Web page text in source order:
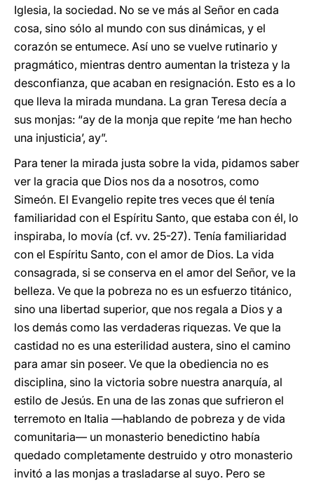
Iglesia, la sociedad. No se ve más al Señor en cada
cosa, sino sólo al mundo con sus dinámicas, y el
corazón se entumece. Así uno se vuelve rutinario y
pragmático, mientras dentro aumentan la tristeza y la
desconfianza, que acaban en resignación. Esto es a lo
que lleva la mirada mundana. La gran Teresa decía a
sus monjas: “ay de la monja que repite ‘me han hecho
una injusticia’, ay”.
Para tener la mirada justa sobre la vida, pidamos saber
ver la gracia que Dios nos da a nosotros, como
Simeón. El Evangelio repite tres veces que él tenía
familiaridad con el Espíritu Santo, que estaba con él, lo
inspiraba, lo movía (cf. vv. 25-27). Tenía familiaridad
con el Espíritu Santo, con el amor de Dios. La vida
consagrada, si se conserva en el amor del Señor, ve la
belleza. Ve que la pobreza no es un esfuerzo titánico,
sino una libertad superior, que nos regala a Dios y a
los demás como las verdaderas riquezas. Ve que la
castidad no es una esterilidad austera, sino el camino
para amar sin poseer. Ve que la obediencia no es
disciplina, sino la victoria sobre nuestra anarquía, al
estilo de Jesús. En una de las zonas que sufrieron el
terremoto en Italia —hablando de pobreza y de vida
comunitaria— un monasterio benedictino había
quedado completamente destruido y otro monasterio
invitó a las monjas a trasladarse al suyo. Pero se